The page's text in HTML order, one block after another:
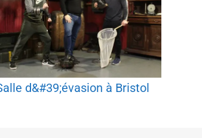
d&#39;évasion à Bristol